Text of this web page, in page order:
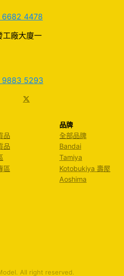
4478
廠大廈一
5293
品
品
區
品牌
全部品牌
Bandai
Tamiya
Kotobukiya 壽屋
Aoshima
All right reserved.